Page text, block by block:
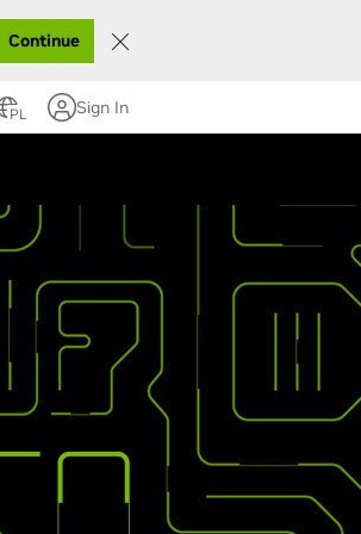
Continue
PL Sign In